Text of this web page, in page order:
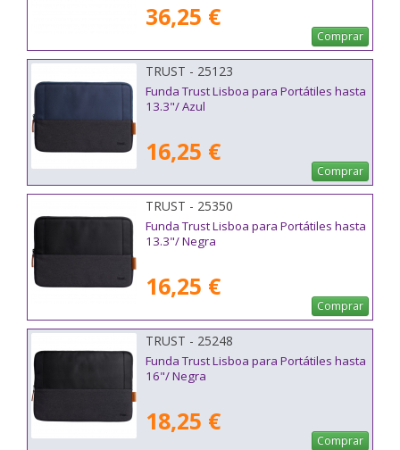
36,25 €
Comprar
TRUST - 25123
Funda Trust Lisboa para Portátiles hasta
13.3"/ Azul
16,25 €
Comprar
TRUST - 25350
Funda Trust Lisboa para Portátiles hasta
13.3"/ Negra
16,25 €
Comprar
TRUST - 25248
Funda Trust Lisboa para Portátiles hasta
16"/ Negra
18,25 €
Comprar